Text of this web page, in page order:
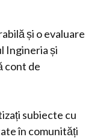
și o evaluare
Ingineria și
cont de
subiecte cu
în comunități